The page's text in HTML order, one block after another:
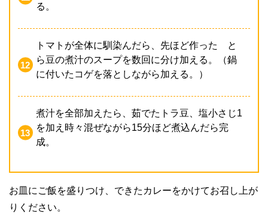
る。
トマトが全体に馴染んだら、先ほど作った と
ら豆の煮汁のスープを数回に分け加える。（鍋
に付いたコゲを落としながら加える。）
煮汁を全部加えたら、茹でたトラ豆、塩小さじ1
を加え時々混ぜながら15分ほど煮込んだら完
成。
お皿にご飯を盛りつけ、できたカレーをかけてお召し上が
りください。